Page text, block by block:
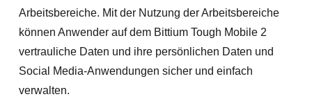
Arbeitsbereiche. Mit der Nutzung der Arbeitsbereiche
können Anwender auf dem Bittium Tough Mobile 2
vertrauliche Daten und ihre persönlichen Daten und
Social Media-Anwendungen sicher und einfach
verwalten.